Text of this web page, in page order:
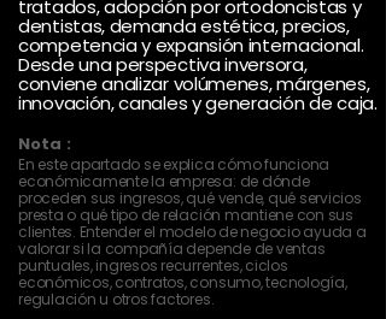
tratados, adopción por ortodoncistas y
dentistas, demanda estética, precios,
competencia y expansión internacional.
Desde una perspectiva inversora,
conviene analizar volúmenes, márgenes,
innovación, canales y generación de caja.
Nota :
En este apartado se explica cómo funciona
económicamente la empresa: de dónde
proceden sus ingresos, qué vende, qué servicios
presta o qué tipo de relación mantiene con sus
clientes. Entender el modelo de negocio ayuda a
valorar si la compañía depende de ventas
puntuales, ingresos recurrentes, ciclos
económicos, contratos, consumo, tecnología,
regulación u otros factores.